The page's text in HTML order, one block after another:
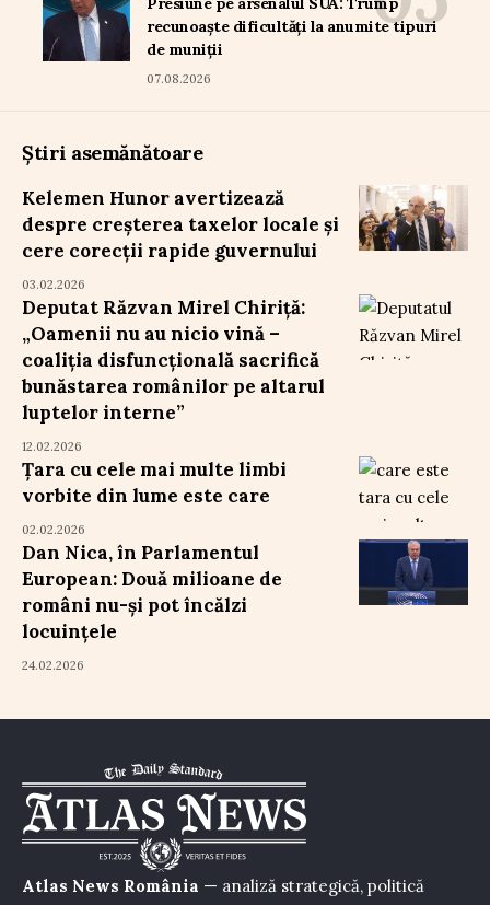
recunoaște dificultăți la anumite tipuri
de muniții
07.08.2026
Știri asemănătoare
Kelemen Hunor avertizează
despre creșterea taxelor locale și
cere corecții rapide guvernului
03.02.2026
Deputat Răzvan Mirel Chiriță:
„Oamenii nu au nicio vină –
coaliția disfuncțională sacrifică
bunăstarea românilor pe altarul
luptelor interne”
12.02.2026
Țara cu cele mai multe limbi
vorbite din lume este care
02.02.2026
Dan Nica, în Parlamentul
European: Două milioane de
români nu-și pot încălzi
locuințele
24.02.2026
Atlas News România — analiză strategică, politică